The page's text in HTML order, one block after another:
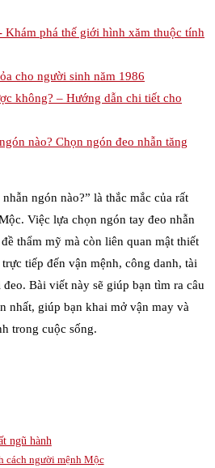
Khám phá thế giới hình xăm thuộc tính
cho người sinh năm 1986
không? – Hướng dẫn chi tiết cho
nào? Chọn ngón đeo nhẫn tăng
ngón nào?” là thắc mắc của rất
Việc lựa chọn ngón tay đeo nhẫn
thẩm mỹ mà còn liên quan mật thiết
tiếp đến vận mệnh, công danh, tài
Bài viết này sẽ giúp bạn tìm ra câu
nhất, giúp bạn khai mở vận may và
trong cuộc sống.
ngũ hành
cách người mệnh Mộc